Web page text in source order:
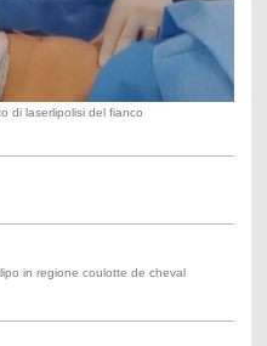
di laserlipolisi del fianco
in regione coulotte de cheval